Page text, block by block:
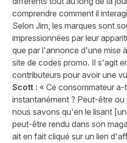
comprendre comment il
Selon Jim, les marques sont
impressionnées par leur
que par l'annonce d'une mise
site de codes promo. Il s'agit
contributeurs pour avoir une
Scott : « Ce consommateur
instantanément ? Peut-être
nous savons qu'en le lisant
peut-être rendu dans son
ait en fait cliqué sur un lien